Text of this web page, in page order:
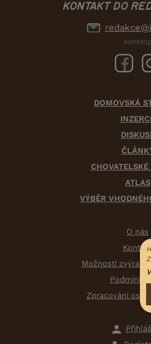
KONTAKT DO
nonstop
DOMOVSKÁ
CHOVATELSKÉ
ATLAS
VÝBĚR
O nás
Kontakt
Možnosti
Podmínky
Zpracování